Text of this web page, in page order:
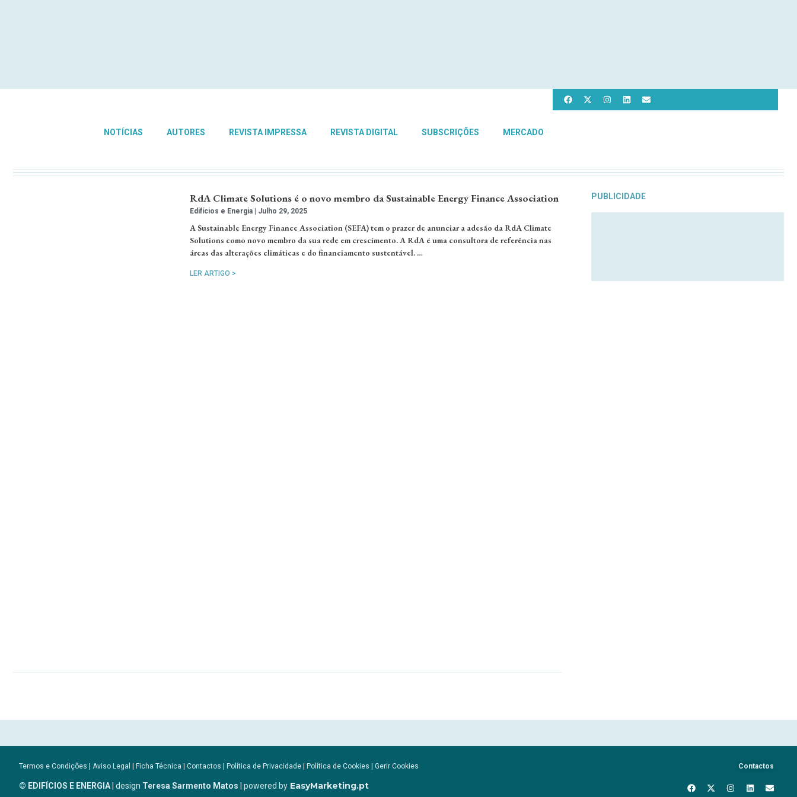
NOTÍCIAS AUTORES REVISTA IMPRESSA REVISTA DIGITAL SUBSCRIÇÕES MERCADO
RdA Climate Solutions é o novo membro da Sustainable Energy Finance Association
Edifícios e Energia Julho 29, 2025
A Sustainable Energy Finance Association (SEFA) tem o prazer de anunciar a adesão da RdA Climate
Solutions como novo membro da sua rede em crescimento. A RdA é uma consultora de referência nas
áreas das alterações climáticas e do financiamento sustentável. …
LER ARTIGO >
PUBLICIDADE
Termos e Condições | Aviso Legal | Ficha Técnica | Contactos | Política de Privacidade | Política de Cookies | Gerir Cookies
© EDIFÍCIOS E ENERGIA| design Teresa Sarmento Matos | powered by EasyMarketing.pt
Contactos